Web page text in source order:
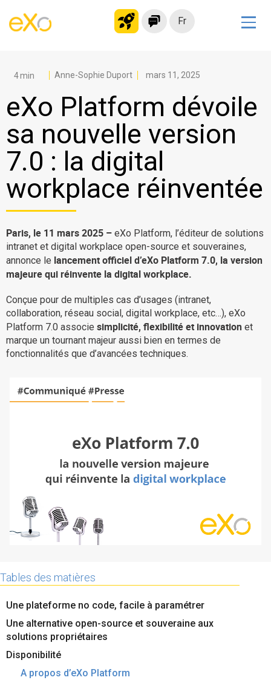
Fr
Intranet moderne
Plateforme collaborative
Réseau social
Hub de connaissances
Portail d’applications
Alternative à
Microsoft 365
Migrer vers eXo Platform
Produit
Pourquoi eXo
Internationalisation
Mobile
Intégrations
IA maitrisée
Open source
Offre Enterprise
A propos d’eXo
Centre de ressources
Anne-Sophie Duport mars 11, 2025
eXo Platform dévoile
sa nouvelle version
7.0 : la digital
workplace réinventée
Paris, le 11 mars 2025 – eXo Platform, l’éditeur de solutions
intranet et digital workplace open-source et souveraines,
annonce le lancement officiel d’eXo Platform 7.0, la version
majeure qui réinvente la digital workplace.
Conçue pour de multiples cas d’usages (intranet,
collaboration, réseau social, digital workplace, etc…), eXo
Platform 7.0 associe simplicité, flexibilité et innovation et
marque un tournant majeur aussi bien en termes de
fonctionnalités que d’avancées techniques.
Tables des matières
Une plateforme no code, facile à paramétrer
Une alternative open-source et souveraine aux
solutions propriétaires
Disponibilité
A propos d’eXo Platform